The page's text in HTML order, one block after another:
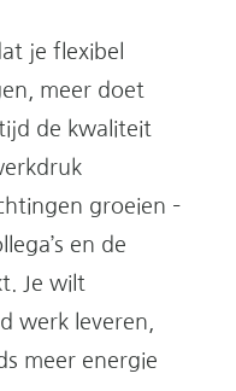
je flexibel
meer doet
de kwaliteit
groeien –
en de
Je wilt
werk leveren,
meer energie